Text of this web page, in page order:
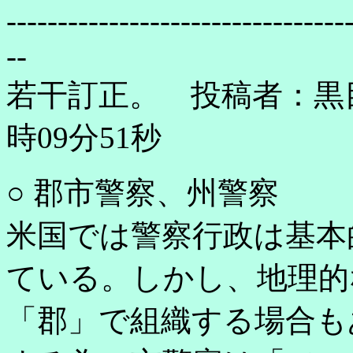
--
若干訂正。 投稿者：
時09分51秒
○ 郡市警察、州警察
米国では警察行政は基
ている。しかし、地理
「郡」で組織する場合